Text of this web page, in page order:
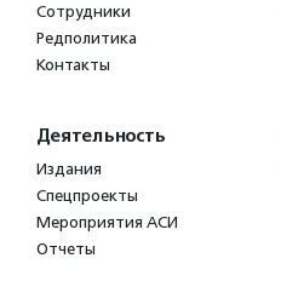
Сотрудники
Редполитика
Контакты
Деятельность
Издания
Спецпроекты
Мероприятия АСИ
Отчеты